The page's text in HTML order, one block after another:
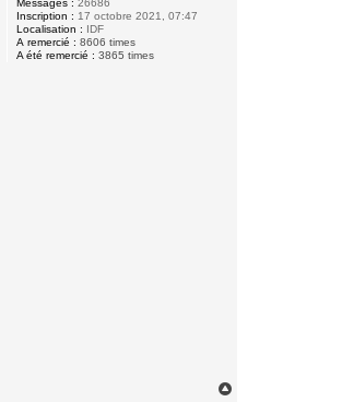
Messages : 26686
Inscription : 17 octobre 2021, 07:47
Localisation : IDF
A remercié : 8606 times
A été remercié : 3865 times